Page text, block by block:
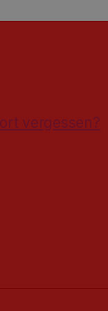
vergessen?